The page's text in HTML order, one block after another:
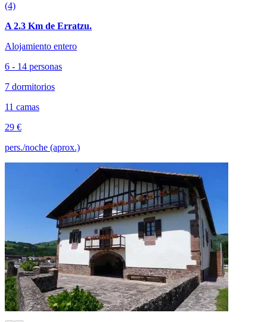
(4)
A 2.3 Km de Erratzu.
Alojamiento entero
6 - 14 personas
7 dormitorios
11 camas
29 €
pers./noche (aprox.)